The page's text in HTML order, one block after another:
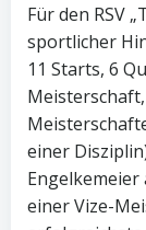
Für den RSV
sportlicher
11 Starts, 6
einer
einer Vize-